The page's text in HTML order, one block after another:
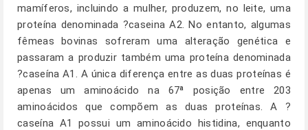
mamíferos, incluindo a mulher, produzem, no leite, uma
proteína denominada ?caseina A2. No entanto, algumas
fêmeas bovinas sofreram uma alteração genética e
passaram a produzir também uma proteína denominada
?caseína A1. A única diferença entre as duas proteínas é
apenas um aminoácido na 67ª posição entre 203
aminoácidos que compõem as duas proteínas. A ?
caseína A1 possui um aminoácido histidina, enquanto